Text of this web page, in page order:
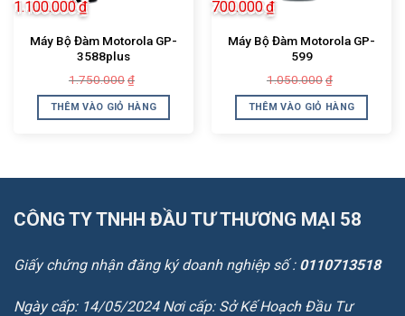
Máy Bộ Đàm Motorola GP-
3588plus
1.750.000 ₫
là:
1.750.000₫.
1.100.000₫
tại
là:
THÊM VÀO GIỎ HÀNG
Máy Bộ Đàm Motorola GP-
599
1.050.000 ₫
là:
1.050.000₫.
700.000₫
tại
là:
THÊM VÀO GIỎ HÀNG
CÔNG TY TNHH ĐẦU TƯ THƯƠNG MẠI 58
Giấy chứng nhận đăng ký doanh nghiệp số : 0110713518
Ngày cấp: 14/05/2024 Nơi cấp: Sở Kế Hoạch Đầu Tư